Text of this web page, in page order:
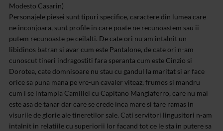
Modesto Casarin)
Personajele piesei sunt tipuri specifice, caractere din lumea care
ne inconjoara, sunt profile in care poate ne recunoastem sau ii
putem recunoaste pe ceilalti. De cate ori nu am intalnit un
libidinos batran si avar cum este Pantalone, de cate ori n-am
cunoscut tineri indragostiti fara speranta cum este Cinzio si
Dorotea, cate domnisoare nu stau cu gandul la maritat si ar face
orice sa puna mana pe vre-un cavaler viteaz, frumos si mandru
cum i se intampla Camillei cu Capitano Mangiaferro, care nu mai
este asa de tanar dar care se crede inca mare si tare ramas in
visurile de glorie ale tineretilor sale. Cati servitori lingusitori n-am
intalnit in relatiile cu superiorii lor facand tot ce le sta in putere sa